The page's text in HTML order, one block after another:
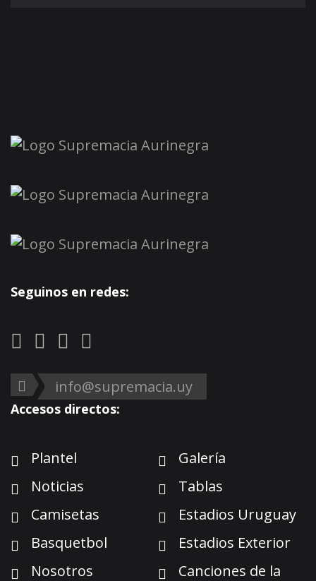
Seguinos en redes:
info@supremacia.uy
Accesos directos:
Plantel
Galería
Noticias
Tablas
Camisetas
Estadios Uruguay
Basquetbol
Estadios Exterior
Nosotros
Canciones de la